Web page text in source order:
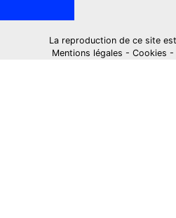
La reproduction de ce site
Mentions légales - Cookies -